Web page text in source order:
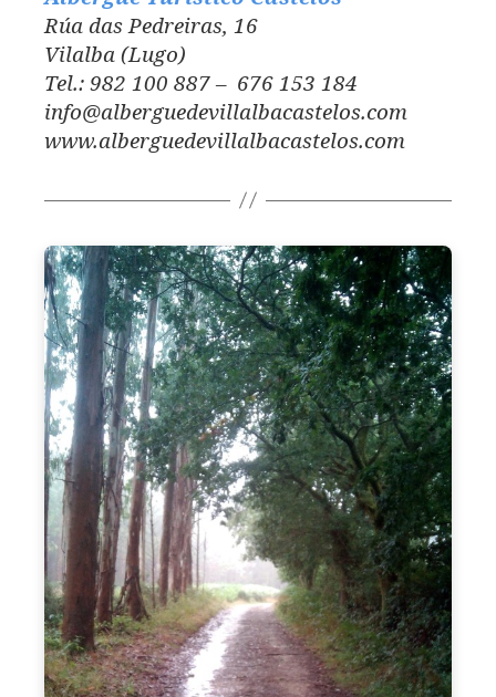
Rúa das Pedreiras, 16
Vilalba (Lugo)
Tel.: 982 100 887 – 676 153 184
info@alberguedevillalbacastelos.com
www.alberguedevillalbacastelos.com